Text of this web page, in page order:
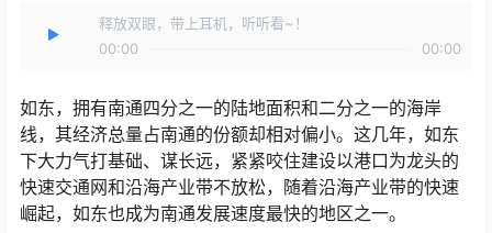
释放双眼，带上耳机，听听看~！
00:00
00:00
如东，拥有南通四分之一的陆地面积和二分之一的海岸
线，其经济总量占南通的份额却相对偏小。这几年，如东
下大力气打基础、谋长远，紧紧咬住建设以港口为龙头的
快速交通网和沿海产业带不放松，随着沿海产业带的快速
崛起，如东也成为南通发展速度最快的地区之一。